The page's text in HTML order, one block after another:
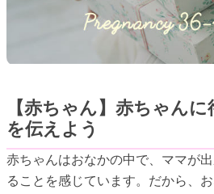
【赤ちゃん】赤ちゃん
を伝えよう
赤ちゃんはおなかの中で、ママが
ることを感じています。だから、